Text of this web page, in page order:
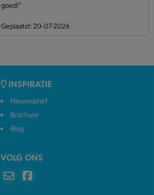
goed!"
Geplaatst: 20-07-2026
INSPIRATIE
Nieuwsbrief
Brochure
Blog
VOLG ONS